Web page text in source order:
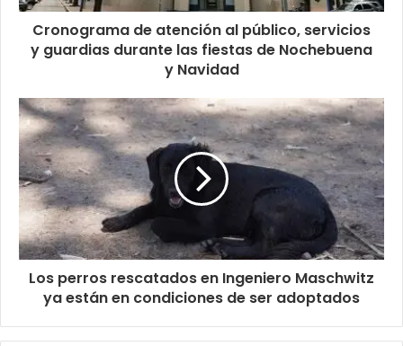
Cronograma de atención al público, servicios
y guardias durante las fiestas de Nochebuena
y Navidad
Los perros rescatados en Ingeniero Maschwitz
ya están en condiciones de ser adoptados